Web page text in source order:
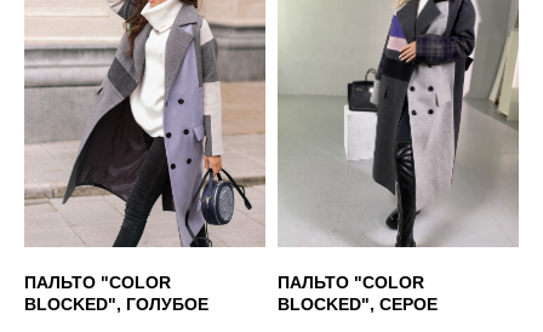
ПАЛЬТО "COLOR
BLOCKED", ГОЛУБОЕ
ПАЛЬТО "COLOR
BLOCKED", СЕРОЕ